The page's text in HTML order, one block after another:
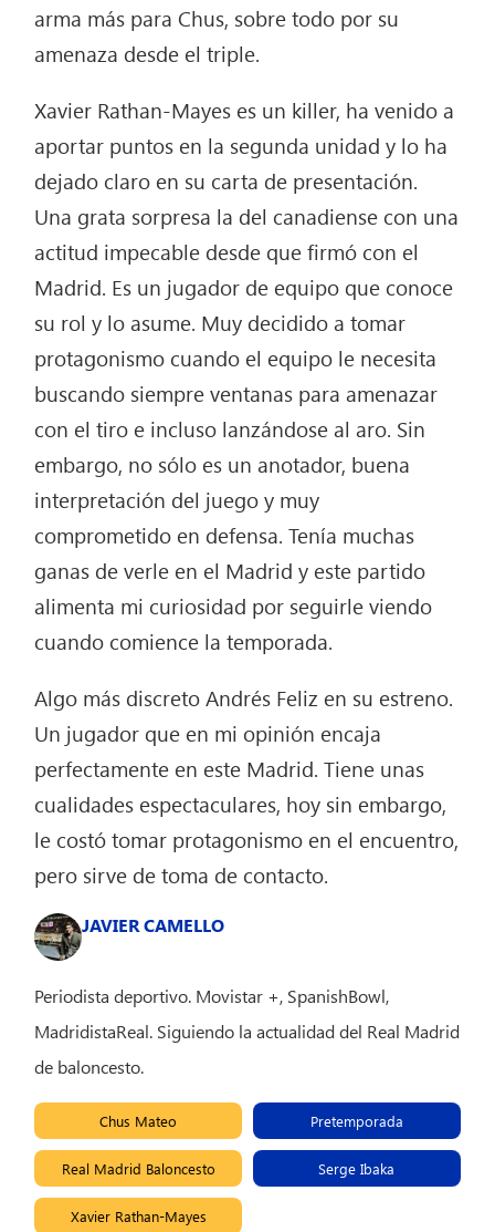
arma más para Chus, sobre todo por su
amenaza desde el triple.
Xavier Rathan-Mayes es un killer, ha venido a
aportar puntos en la segunda unidad y lo ha
dejado claro en su carta de presentación.
Una grata sorpresa la del canadiense con una
actitud impecable desde que firmó con el
Madrid. Es un jugador de equipo que conoce
su rol y lo asume. Muy decidido a tomar
protagonismo cuando el equipo le necesita
buscando siempre ventanas para amenazar
con el tiro e incluso lanzándose al aro. Sin
embargo, no sólo es un anotador, buena
interpretación del juego y muy
comprometido en defensa. Tenía muchas
ganas de verle en el Madrid y este partido
alimenta mi curiosidad por seguirle viendo
cuando comience la temporada.
Algo más discreto Andrés Feliz en su estreno.
Un jugador que en mi opinión encaja
perfectamente en este Madrid. Tiene unas
cualidades espectaculares, hoy sin embargo,
le costó tomar protagonismo en el encuentro,
pero sirve de toma de contacto.
JAVIER CAMELLO
Periodista deportivo. Movistar +, SpanishBowl,
MadridistaReal. Siguiendo la actualidad del Real Madrid
de baloncesto.
Chus Mateo Pretemporada
Real Madrid Baloncesto Serge Ibaka
Xavier Rathan-Mayes